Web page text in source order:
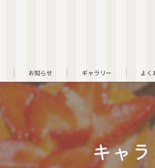
お知らせ ギャラリー よく
キャ